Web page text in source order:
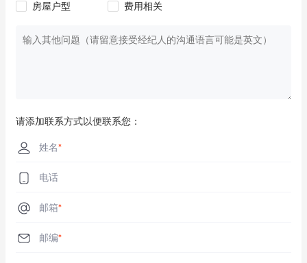
房屋户型 费用相关
请添加联系方式以便联系您：
姓名*
电话
邮箱*
邮编*